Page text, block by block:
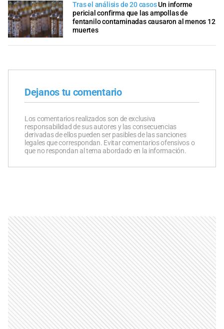
Tras el análisis de 20 casosUn informe
pericial confirma que las ampollas de
fentanilo contaminadas causaron al menos 12
muertes
Dejanos tu comentario
Los comentarios realizados son de exclusiva
responsabilidad de sus autores y las consecuencias
derivadas de ellos pueden ser pasibles de las sanciones
legales que correspondan. Evitar comentarios ofensivos o
que no respondan al tema abordado en la información.